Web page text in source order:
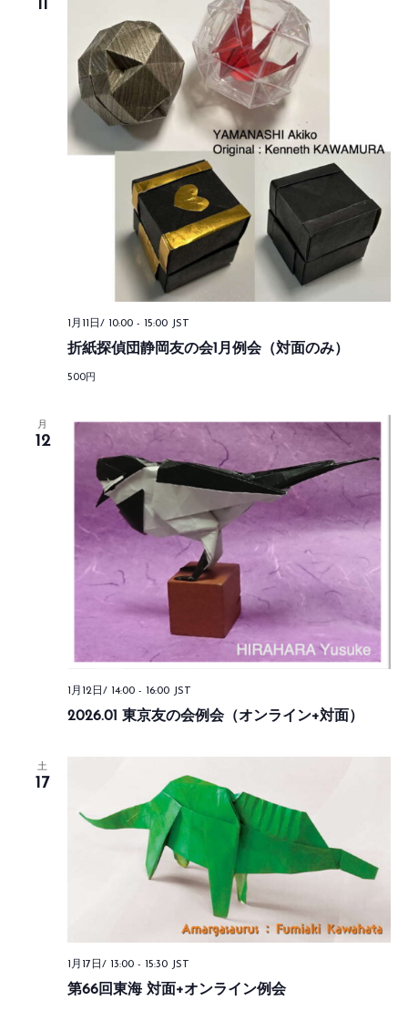
11
1月11日/ 10:00- 15:00 JST
折紙探偵団静岡友の会1月例会（対面のみ）
500円
月
12
1月12日/ 14:00- 16:00 JST
2026.01 東京友の会例会（オンライン+対面）
土
17
1月17日/ 13:00- 15:30 JST
第66回東海 対面+オンライン例会